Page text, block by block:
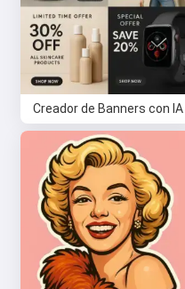
Creador de Banners con IA